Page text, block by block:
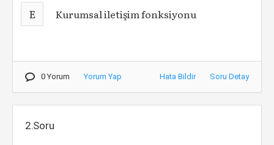
E Kurumsal iletişim fonksiyonu
0 Yorum Yorum Yap Hata Bildir Soru Detay
2.Soru